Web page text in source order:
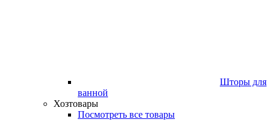
Шторы для
ванной
Хозтовары
Посмотреть все товары